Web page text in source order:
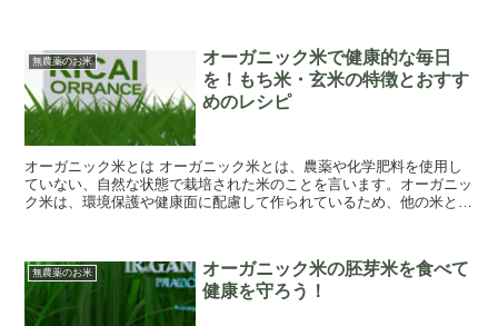
無農薬のお米
オーガニック米で健康的な毎日
を！もち米・玄米の特徴とおすす
めのレシピ
オーガニック米とは オーガニック米とは、農薬や化学肥料を使用し
ていない、自然な状態で栽培された米のことを言います。オーガニッ
ク米は、環境保護や健康面に配慮して作られているため、他の米と比
無農薬のお米
オーガニック米の胚芽米を食べて
健康を守ろう！